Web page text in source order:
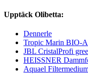
Upptäck Olibetta:
Dennerle
Tropic Marin BIO-
JBL CristalProfi
HEISSNER
Aquael